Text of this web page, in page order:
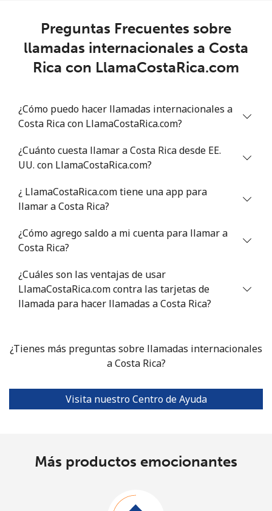
Preguntas Frecuentes sobre
llamadas internacionales a Costa
Rica con LlamaCostaRica.com
¿Cómo puedo hacer llamadas internacionales a
Costa Rica con LlamaCostaRica.com?
¿Cuánto cuesta llamar a Costa Rica desde EE.
UU. con LlamaCostaRica.com?
¿ LlamaCostaRica.com tiene una app para
llamar a Costa Rica?
¿Cómo agrego saldo a mi cuenta para llamar a
Costa Rica?
¿Cuáles son las ventajas de usar
LlamaCostaRica.com contra las tarjetas de
llamada para hacer llamadas a Costa Rica?
¿Tienes más preguntas sobre llamadas internacionales
a Costa Rica?
Visita nuestro Centro de Ayuda
Más productos emocionantes